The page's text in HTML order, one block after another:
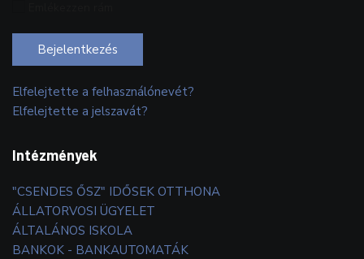
Bejelentkezés
Elfelejtette a felhasználónevét?
Elfelejtette a jelszavát?
Intézmények
"CSENDES ŐSZ" IDŐSEK OTTHONA
ÁLLATORVOSI ÜGYELET
ÁLTALÁNOS ISKOLA
BANKOK - BANKAUTOMATÁK